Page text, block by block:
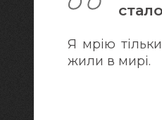
Я мрію
жили в мирі.